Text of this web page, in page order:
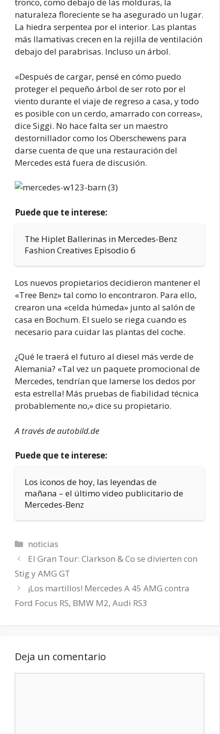
naturaleza floreciente se ha asegurado un lugar.
La hiedra serpentea por el interior. Las plantas
más llamativas crecen en la rejilla de ventilación
debajo del parabrisas. Incluso un árbol.
«Después de cargar, pensé en cómo puedo
proteger el pequeño árbol de ser roto por el
viento durante el viaje de regreso a casa, y todo
es posible con un cerdo, amarrado con correas»,
dice Siggi. No hace falta ser un maestro
destornillador como los Oberschewens para
darse cuenta de que una restauración del
Mercedes está fuera de discusión.
Puede que te interese:
The Hiplet Ballerinas in Mercedes-Benz
Fashion Creatives Episodio 6
Los nuevos propietarios decidieron mantener el
«Tree Benz» tal como lo encontraron. Para ello,
crearon una «celda húmeda» junto al salón de
casa en Bochum. El suelo se riega cuando es
necesario para cuidar las plantas del coche.
¿Qué le traerá el futuro al diesel más verde de
Alemania? «Tal vez un paquete promocional de
Mercedes, tendrían que lamerse los dedos por
esta estrella! Más pruebas de fiabilidad técnica
probablemente no,» dice su propietario.
A través de autobild.de
Puede que te interese:
Los iconos de hoy, las leyendas de
mañana – el último video publicitario de
Mercedes-Benz
Categorías
noticias
El Gran Tour: Clarkson & Co se divierten con
Stig y AMG GT
¡Los martillos! Mercedes A 45 AMG contra
Ford Focus RS, BMW M2, Audi RS3
Deja un comentario